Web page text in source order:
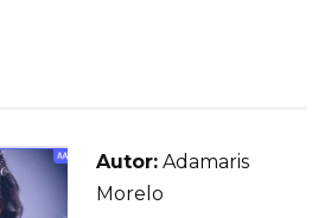
Autor: Adamaris
Morelo